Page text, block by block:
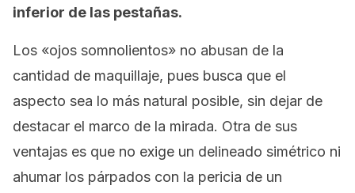
inferior de las pestañas.
Los «ojos somnolientos» no abusan de la
cantidad de maquillaje, pues busca que el
aspecto sea lo más natural posible, sin dejar de
destacar el marco de la mirada. Otra de sus
ventajas es que no exige un delineado simétrico ni
ahumar los párpados con la pericia de un